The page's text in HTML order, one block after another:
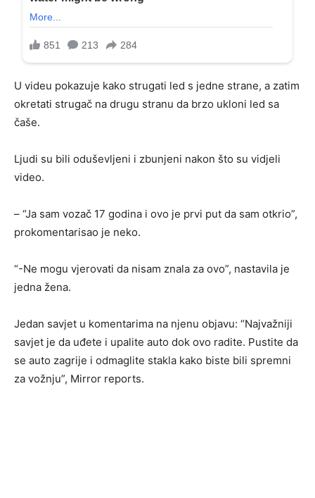
U videu pokazuje kako strugati led s jedne strane, a zatim
okretati strugač na drugu stranu da brzo ukloni led sa
čaše.
Ljudi su bili oduševljeni i zbunjeni nakon što su vidjeli
video.
– “Ja sam vozač 17 godina i ovo je prvi put da sam otkrio”,
prokomentarisao je neko.
“-Ne mogu vjerovati da nisam znala za ovo”, nastavila je
jedna žena.
Jedan savjet u komentarima na njenu objavu: “Najvažniji
savjet je da uđete i upalite auto dok ovo radite. Pustite da
se auto zagrije i odmaglite stakla kako biste bili spremni
za vožnju”, Mirror reports.